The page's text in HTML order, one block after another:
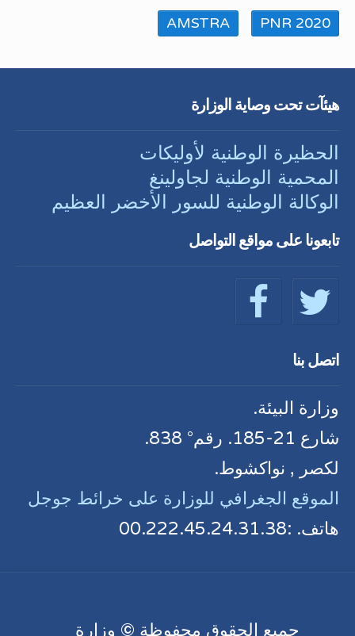
PNR 2020
AMSTRA
هيئآت تحت وصاية الوزارة
الحظيرة الوطنية لأوليكات
المحمية الوطنية لجاولينغ
الوكالة الوطنية للسور الأخضر العظيم
تابعونا على مواقع التواصل
اتصل بنا
وزارة البيئة.
شارع 21-185. رقم° 838.
لكصر , نواكشوط.
الموقع الجغرافي للوزارة على خرائط جوجل
هاتف. :00.222.45.24.31.38
جميع الحقوق محفوظة © وزارة